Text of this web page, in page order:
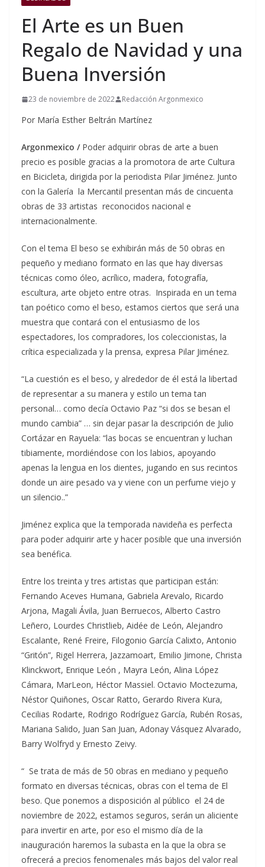
El Arte es un Buen
Regalo de Navidad y una
Buena Inversión
23 de noviembre de 2022 Redacción Argonmexico
Por María Esther Beltrán Martínez
Argonmexico / Poder adquirir obras de arte a buen
precio es posible gracias a la promotora de arte Cultura
en Bicicleta, dirigida por la periodista Pilar Jiménez. Junto
con la Galería la Mercantil presentan más de cincuenta
obras de 33 artistas reconocidos nacional e
internacionalmente.
Con el tema El beso se exhibirán más de 50 obras en
pequeño y mediano formato en las que hay diversas
técnicas como óleo, acrílico, madera, fotografía,
escultura, arte objeto entre otras. Inspirada en un tema
tan poético como el beso, estamos ciertos que será una
muestra que contará con el entusiasmo de los
espectadores, los compradores, los coleccionistas, la
crítica especializada y la prensa, expresa Pilar Jiménez.
“La cuestión es el beso, y alrededor de él está la libertad
de representar a su manera y estilo un tema tan
personal… como decía Octavio Paz “si dos se besan el
mundo cambia” … sin dejar pasar la descripción de Julio
Cortázar en Rayuela: “las bocas se encuentran y luchan
tibiamente, mordiéndose con los labios, apoyando
apenas la lengua en los dientes, jugando en sus recintos
donde un aire pesado va y viene con un perfume viejo y
un silencio..”
Jiménez explica que la temporada navideña es perfecta
para poder adquirir arte y hacer posible que una inversión
sea benéfica.
Entre los treinta y tres artistas que participan están:
Fernando Aceves Humana, Gabriela Arevalo, Ricardo
Arjona, Magali Ávila, Juan Berruecos, Alberto Castro
Leñero, Lourdes Christlieb, Aidée de León, Alejandro
Escalante, René Freire, Filogonio García Calixto, Antonio
“Gritón”, Rigel Herrera, Jazzamoart, Emilio Jimone, Christa
Klinckwort, Enrique León , Mayra León, Alina López
Cámara, MarLeon, Héctor Massiel. Octavio Moctezuma,
Néstor Quiñones, Oscar Ratto, Gerardo Rivera Kura,
Cecilias Rodarte, Rodrigo Rodríguez García, Rubén Rosas,
Mariana Salido, Juan San Juan, Adonay Vásquez Alvarado,
Barry Wolfryd y Ernesto Zeivy.
“ Se trata de más de 50 obras en mediano y pequeño
formato en diversas técnicas, obras con el tema de El
beso. Que ponemos a disposición al público el 24 de
noviembre de 2022, estamos seguros, serán un aliciente
para invertir en arte, por eso el mismo día de la
inauguración haremos la subasta en la que la obra se
ofrecerá a precios fenomenales más bajos del valor real